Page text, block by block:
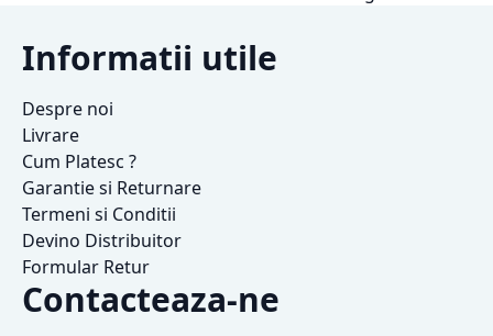
Informatii utile
Despre noi
Livrare
Cum Platesc ?
Garantie si Returnare
Termeni si Conditii
Devino Distribuitor
Formular Retur
Contacteaza-ne